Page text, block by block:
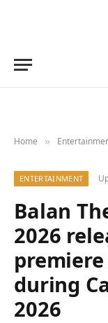
Home »
ENTERTAINMENT
Balan
2026
during
2026